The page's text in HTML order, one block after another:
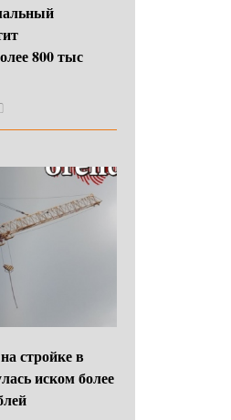
800 тыс
стройке в
иском более